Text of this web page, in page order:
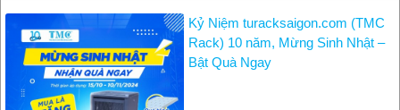
Kỷ Niệm turacksaigon.com (TMC
Rack) 10 năm, Mừng Sinh Nhật –
Bật Quà Ngay